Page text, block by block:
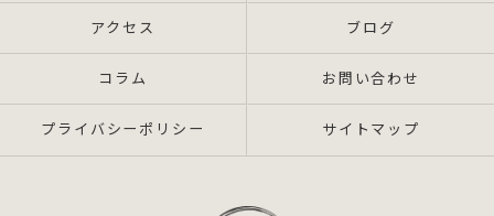
アクセス ブログ
コラム お問い合わせ
プライバシーポリシー サイトマップ